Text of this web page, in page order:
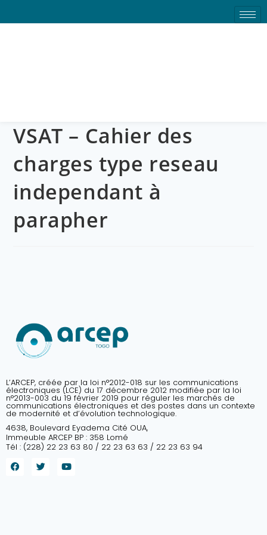
VSAT – Cahier des
charges type reseau
independant à
parapher
L’ARCEP, créée par la loi n°2012-018 sur les communications
électroniques (LCE) du 17 décembre 2012 modifiée par la loi
n°2013-003 du 19 février 2019 pour réguler les marchés de
communications électroniques et des postes dans un contexte
de modernité et d’évolution technologique.
4638, Boulevard Eyadema Cité OUA,
Immeuble ARCEP BP : 358 Lomé
Tél : (228) 22 23 63 80 / 22 23 63 63 / 22 23 63 94